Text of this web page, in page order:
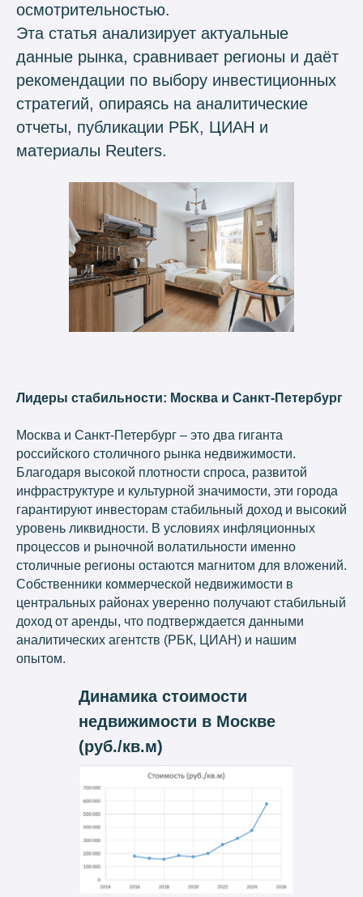
осмотрительностью.
Эта статья анализирует актуальные
данные рынка, сравнивает регионы и даёт
рекомендации по выбору инвестиционных
стратегий, опираясь на аналитические
отчеты, публикации РБК, ЦИАН и
материалы Reuters.
Лидеры стабильности: Москва и Санкт-Петербург
Москва и Санкт-Петербург – это два гиганта
российского столичного рынка недвижимости.
Благодаря высокой плотности спроса, развитой
инфраструктуре и культурной значимости, эти города
гарантируют инвесторам стабильный доход и высокий
уровень ликвидности. В условиях инфляционных
процессов и рыночной волатильности именно
столичные регионы остаются магнитом для вложений.
Собственники коммерческой недвижимости в
центральных районах уверенно получают стабильный
доход от аренды, что подтверждается данными
аналитических агентств (РБК, ЦИАН) и нашим
опытом.
Динамика стоимости
недвижимости в Москве
(руб./кв.м)